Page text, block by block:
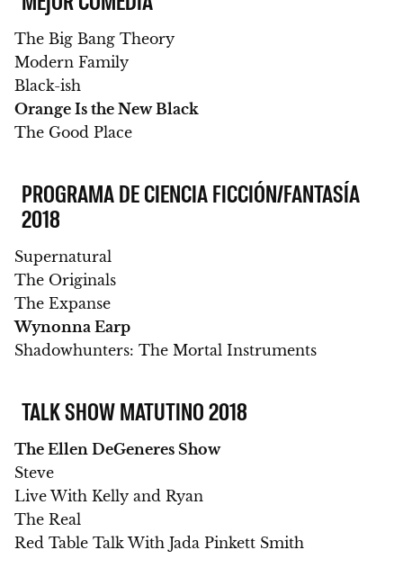
The Big Bang Theory
Modern Family
Black-ish
Orange Is the New Black
The Good Place
PROGRAMA DE CIENCIA FICCIÓN/FANTASÍA
2018
Supernatural
The Originals
The Expanse
Wynonna Earp
Shadowhunters: The Mortal Instruments
TALK SHOW MATUTINO 2018
The Ellen DeGeneres Show
Steve
Live With Kelly and Ryan
The Real
Red Table Talk With Jada Pinkett Smith